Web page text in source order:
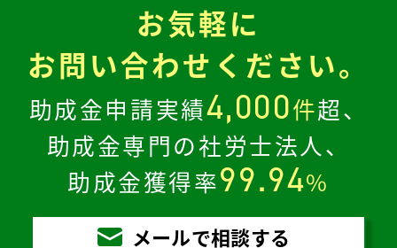
お気軽に
お問い合わせください。
助成金申請実績4,000件超、
助成金専門の社労士法人、
助成金獲得率99.94%
メールで相談する